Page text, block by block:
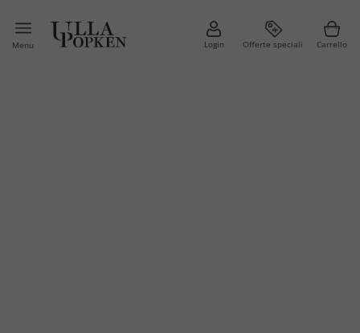
Menu Login Offerte speciali Carrello